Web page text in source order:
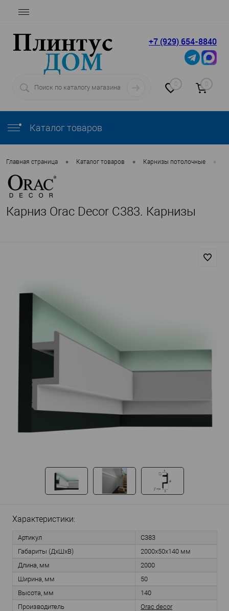
+7 (929) 654-8840
0 0
Каталог товаров
Главная страница • Каталог товаров • Карнизы потолочные •
Карниз Orac Decor С383. Карнизы
Характеристики:
Артикул
C383
Габариты (ДхШхВ)
2000х50х140 мм
Длина, мм
2000
Ширина, мм
50
Высота, мм
140
Производитель
Orac decor